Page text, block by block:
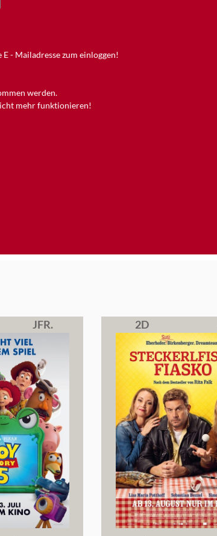
- Mailadresse zum einloggen!
werden.
mehr funktionieren!
JFR. 2D